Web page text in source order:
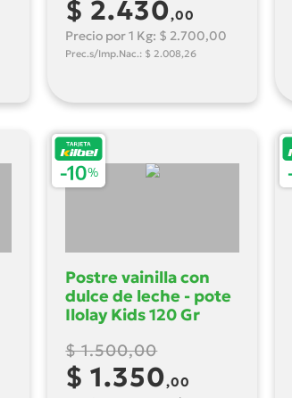
$ 2.430,00
Precio por 1 Kg: $ 2.700,00
Prec.s/Imp.Nac.: $ 2.008,26
Postre vainilla con
dulce de leche - pote
Ilolay Kids 120 Gr
$ 1.500,00
$ 1.350,00